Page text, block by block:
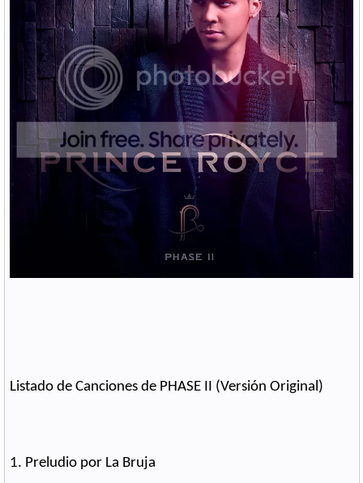
Listado de Canciones de PHASE II (Versión Original)
1. Preludio por La Bruja